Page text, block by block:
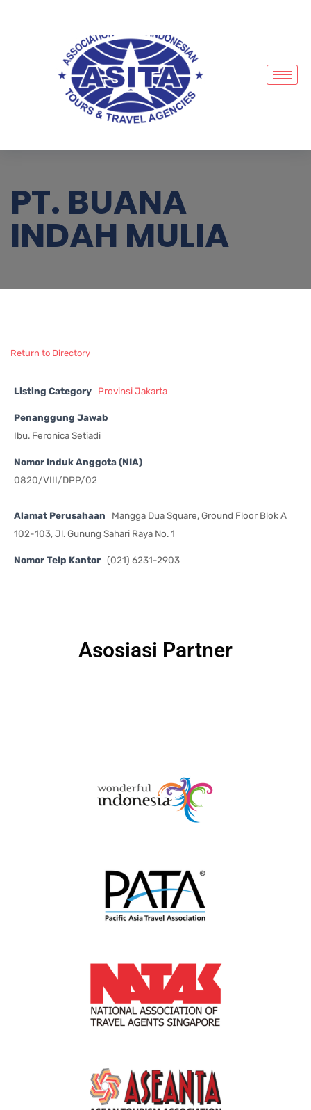
PT. BUANA
INDAH MULIA
Return to Directory
Listing Category Provinsi Jakarta
Penanggung Jawab
Ibu. Feronica Setiadi
Nomor Induk Anggota (NIA)
0820/VIII/DPP/02
Alamat Perusahaan
Mangga Dua Square, Ground Floor Blok A
102-103, Jl. Gunung Sahari Raya No. 1
Nomor Telp Kantor (021) 6231-2903
Asosiasi Partner